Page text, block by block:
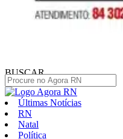
BUSCAR
Últimas Notícias
RN
Natal
Política